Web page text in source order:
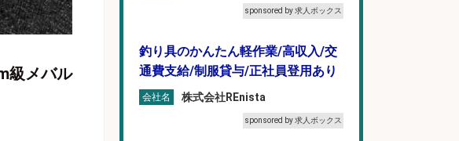
級メバル
sponsored by 求人ボックス
釣り具のかんたん軽作業/高収入/交
通費支給/制服貸与/正社員登用あり
会社名 株式会社REnista
sponsored by 求人ボックス